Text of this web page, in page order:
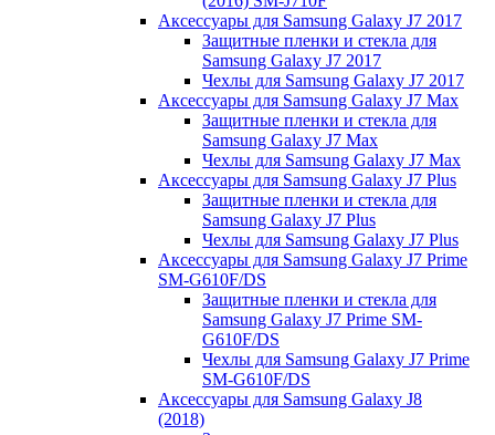
Аксессуары для Samsung Galaxy J7 2017
Защитные пленки и стекла для
Samsung Galaxy J7 2017
Чехлы для Samsung Galaxy J7 2017
Аксессуары для Samsung Galaxy J7 Max
Защитные пленки и стекла для
Samsung Galaxy J7 Max
Чехлы для Samsung Galaxy J7 Max
Аксессуары для Samsung Galaxy J7 Plus
Защитные пленки и стекла для
Samsung Galaxy J7 Plus
Чехлы для Samsung Galaxy J7 Plus
Аксессуары для Samsung Galaxy J7 Prime
SM-G610F/DS
Защитные пленки и стекла для
Samsung Galaxy J7 Prime SM-
G610F/DS
Чехлы для Samsung Galaxy J7 Prime
SM-G610F/DS
Аксессуары для Samsung Galaxy J8
(2018)